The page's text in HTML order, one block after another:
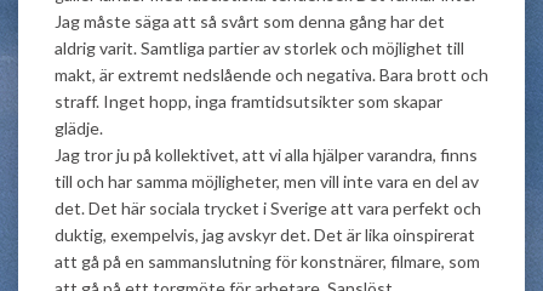
Jag måste säga att så svårt som denna gång har det
aldrig varit. Samtliga partier av storlek och möjlighet till
makt, är extremt nedslående och negativa. Bara brott och
straff. Inget hopp, inga framtidsutsikter som skapar
glädje.
Jag tror ju på kollektivet, att vi alla hjälper varandra, finns
till och har samma möjligheter, men vill inte vara en del av
det. Det här sociala trycket i Sverige att vara perfekt och
duktig, exempelvis, jag avskyr det. Det är lika oinspirerat
att gå på en sammanslutning för konstnärer, filmare, som